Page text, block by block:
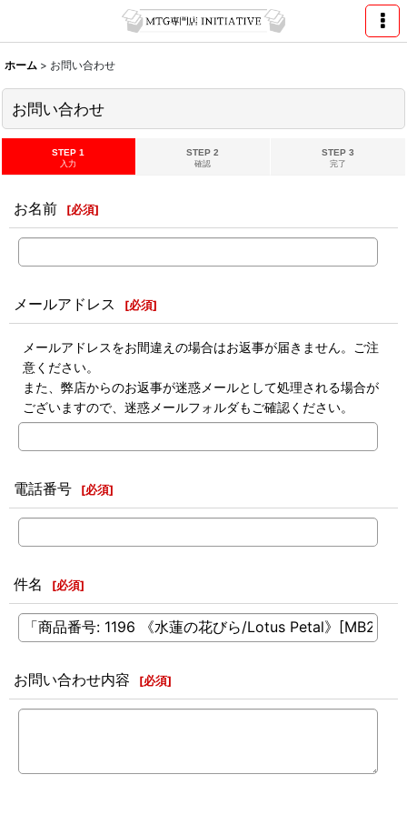
ホーム > お問い合わせ
お問い合わせ
STEP 1
入力
STEP 2
確認
STEP 3
完了
お名前 [必須]
メールアドレス [必須]
メールアドレスをお間違えの場合はお返事が届きません。ご注
意ください。
また、弊店からのお返事が迷惑メールとして処理される場合が
ございますので、迷惑メールフォルダもご確認ください。
電話番号 [必須]
件名 [必須]
お問い合わせ内容 [必須]